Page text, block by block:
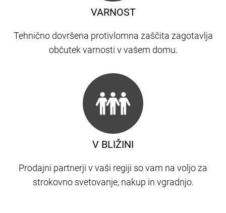
V BLIŽINI
Prodajni partnerji v vaši regiji so vam na voljo za
strokovno svetovanje, nakup in vgradnjo.
VARNOST
Tehnično dovršena protivlomna zaščita zagotavlja
občutek varnosti v vašem domu.